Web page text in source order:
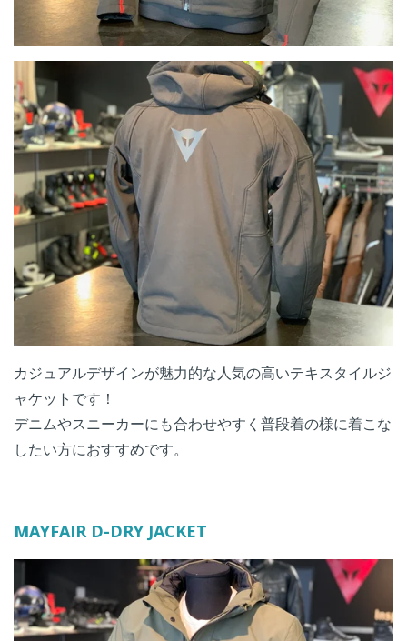
カジュアルデザインが魅力的な人気の高いテキスタイルジ
ャケットです！
デニムやスニーカーにも合わせやすく普段着の様に着こな
したい方におすすめです。
MAYFAIR D-DRY JACKET